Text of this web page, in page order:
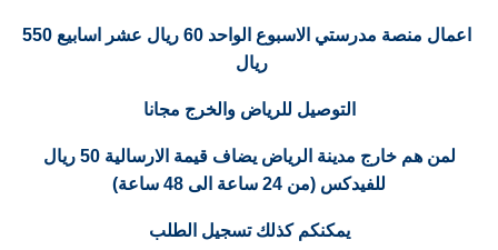
اعمال منصة مدرستي الاسبوع الواحد 60 ريال عشر اسابيع 550
ريال
التوصيل للرياض والخرج مجانا
لمن هم خارج مدينة الرياض يضاف قيمة الارسالية 50 ريال
للفيدكس (من 24 ساعة الى 48 ساعة)
يمكنكم كذلك تسجيل الطلب